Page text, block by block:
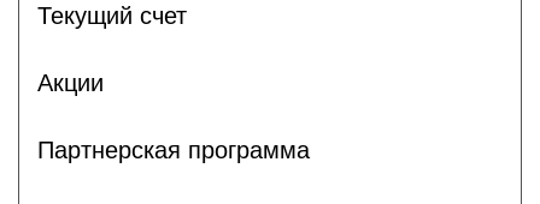
Текущий счет
Акции
Партнерская программа